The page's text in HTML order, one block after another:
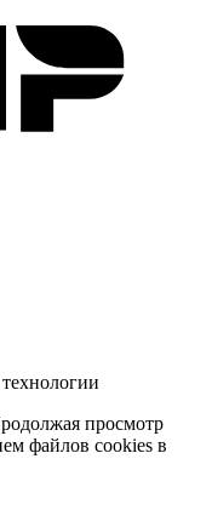
просмотр
файлов cookies в